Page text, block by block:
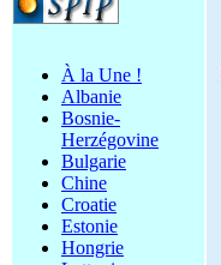
À la Une !
Albanie
Bosnie-
Herzégovine
Bulgarie
Chine
Croatie
Estonie
Hongrie